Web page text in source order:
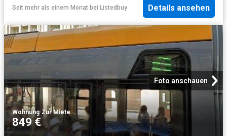
Seit mehr als einem Monat bei Listedbuy Details ansehen
Foto anschauen
Wohnung·Zur Miete
849 €